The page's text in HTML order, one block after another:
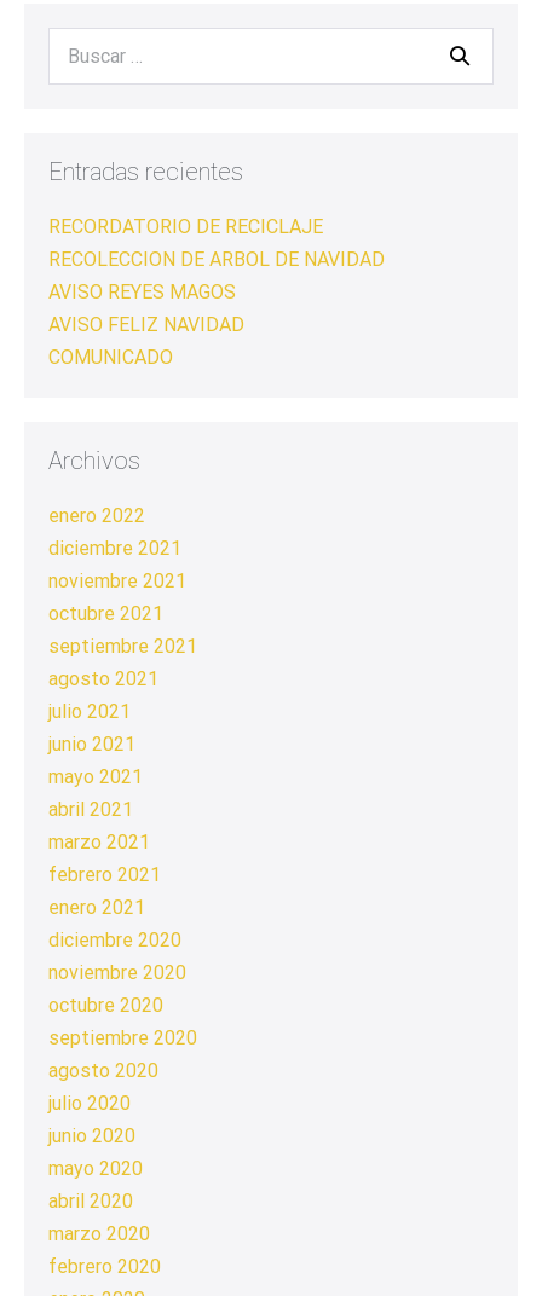
Entradas recientes
RECORDATORIO DE RECICLAJE
RECOLECCION DE ARBOL DE NAVIDAD
AVISO REYES MAGOS
AVISO FELIZ NAVIDAD
COMUNICADO
Archivos
enero 2022
diciembre 2021
noviembre 2021
octubre 2021
septiembre 2021
agosto 2021
julio 2021
junio 2021
mayo 2021
abril 2021
marzo 2021
febrero 2021
enero 2021
diciembre 2020
noviembre 2020
octubre 2020
septiembre 2020
agosto 2020
julio 2020
junio 2020
mayo 2020
abril 2020
marzo 2020
febrero 2020